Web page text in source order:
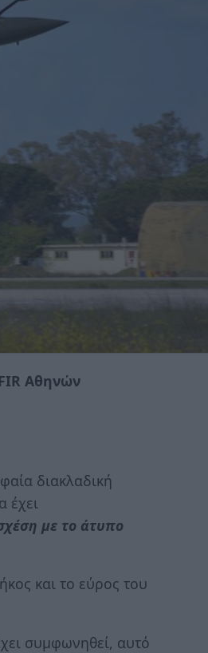
Αθηνών
διακλαδική
έχει
με το άτυπο
και το εύρος του
συμφωνηθεί, αυτό